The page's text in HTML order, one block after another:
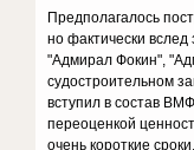
Предполагалось
но фактически
"Адмирал Фокин",
судостроительном
вступил в состав
переоценкой
очень короткие